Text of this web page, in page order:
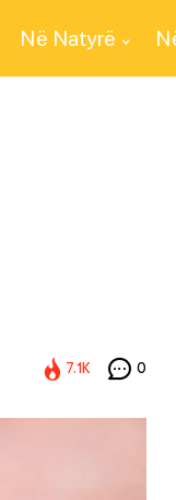
Në Natyrë
7.1K 0